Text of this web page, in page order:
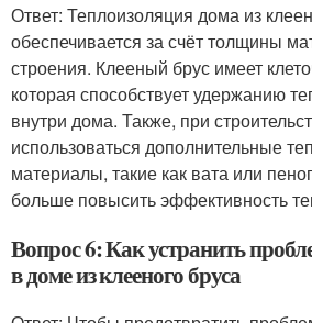
Ответ: Теплоизоляция дома из
обеспечивается за счёт толщины
строения. Клееный брус имеет
которая способствует удержанию
внутри дома. Также, при
использоваться дополнительные
материалы, такие как вата или
больше повысить эффективность
Вопрос 6: Как устранить
в доме из клееного бруса